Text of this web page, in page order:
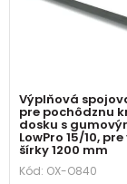
Výplňová
pre pochôdznu
dosku s
LowPro 15/10,
šírky 1200 mm
Kód: OX-O840